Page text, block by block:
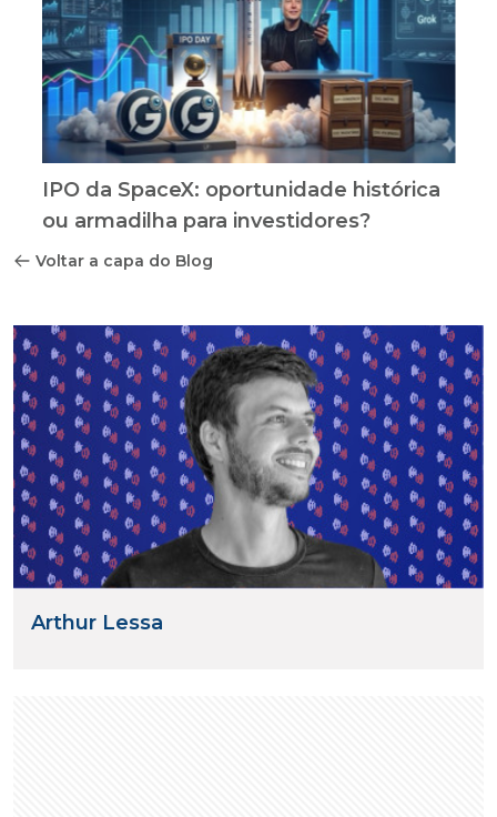
IPO da SpaceX: oportunidade histórica
ou armadilha para investidores?
Voltar a capa do Blog
Arthur Lessa